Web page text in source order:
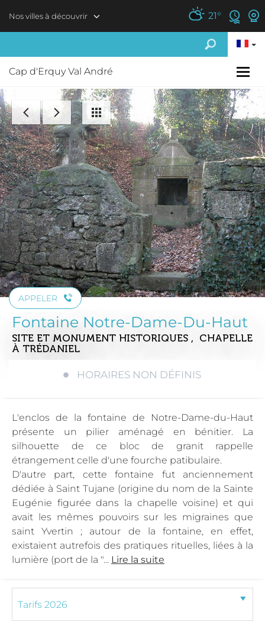
Nos villes à découvrir 21°
Cap d'Erquy Val André
APPELER
Fontaine Notre-Dame-Du-Haut
SITE ET MONUMENT HISTORIQUES , CHAPELLE
À TRÉDANIEL
HORAIRES NON DÉFINIS
L'enclos de la fontaine de Notre-Dame-du-Haut
présente un pilier aménagé en bénitier. La
silhouette de ce bloc de granit rappelle
étrangement celle d'une fourche patibulaire.
D'autre part, cette fontaine fut anciennement
dédiée à Saint Tujane (origine du nom de la Sainte
Eugénie figurée dans la chapelle voisine) et qui
avait les mêmes pouvoirs sur les migraines que
saint Yvertin ; autour de la fontaine, en effet,
existaient autrefois des pratiques rituelles, liées à la
lumière (port de la "... Lire la suite